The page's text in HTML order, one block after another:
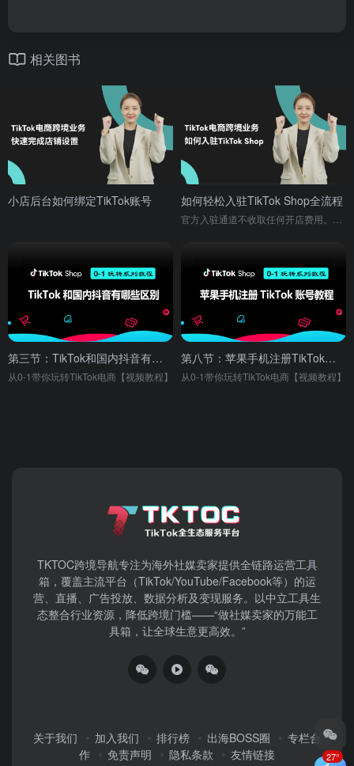
相关图书
小店后台如何绑定TikTok账号 如何轻松入驻TikTok Shop全流程
官方入驻通道不收取任何开店费用。任何通过第三方收费开店的行为都是违规行为，请商家谨慎选择!
第三节：TikTok和国内抖音有哪些区别
从0-1带你玩转TikTok电商【视频教程】
第八节：苹果手机注册TikTok账号教程
从0-1带你玩转TikTok电商【视频教程】
TKTOC跨境导航​专注为海外社媒卖家提供全链路运营工具
箱，覆盖主流平台（TikTok/YouTube/Facebook等）​的运
营、直播、广告投放、数据分析及变现服务。以中立工具生
态整合行业资源，降低跨境门槛——“做社媒卖家的万能工
具箱，让全球生意更高效。”
关于我们 加入我们 排行榜 出海BOSS圈
专栏合
作
免责声明 隐私条款 友情链接 27°